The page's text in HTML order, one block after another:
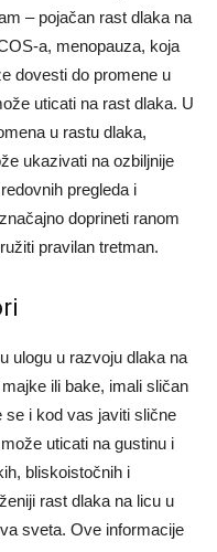
– pojačan rast dlaka na
a, menopauza, koja
dovesti do promene u
uticati na rast dlaka. U
u rastu dlaka,
ukazivati na ozbiljnije
pregleda i
doprineti ranom
pravilan tretman.
ulogu u razvoju dlaka na
ili bake, imali sličan
se i kod vas javiti slične
uticati na gustinu i
bliskoistočnih i
rast dlaka na licu u
sveta. Ove informacije